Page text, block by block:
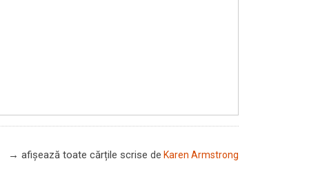
→ afișează toate cărțile scrise de Karen Armstrong